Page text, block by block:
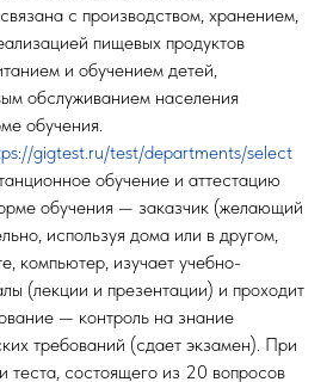
с производством, хранением,
пищевых продуктов
и обучением детей,
обслуживанием населения
обучения.
gigtest.ru/test/departments/select
обучение и аттестацию
обучения — заказчик (желающий
используя дома или в другом,
компьютер, изучает учебно-
(лекции и презентации) и проходит
— контроль на знание
требований (сдает экзамен). При
теста, состоящего из 20 вопросов